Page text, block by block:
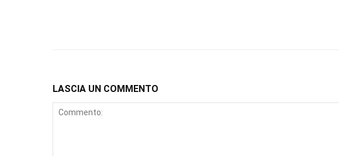
LASCIA UN COMMENTO